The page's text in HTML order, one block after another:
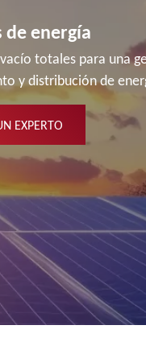
de energía
totales para una
y distribución de
EXPERTO